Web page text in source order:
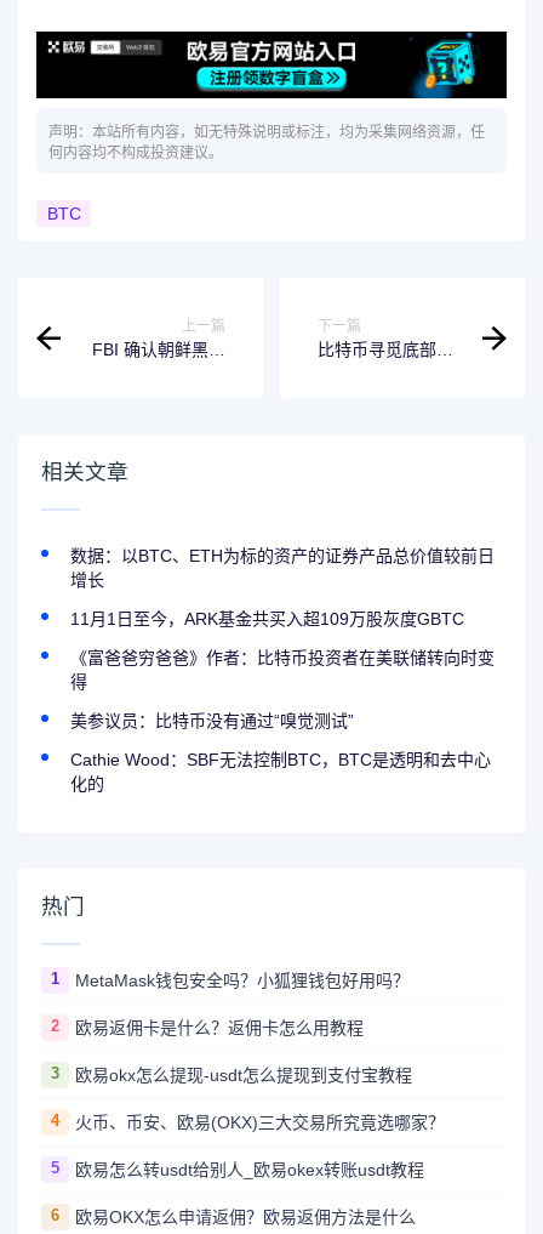
声明：本站所有内容，如无特殊说明或标注，均为采集网络资源，任
何内容均不构成投资建议。
BTC
上一篇
FBI 确认朝鲜黑客
下一篇
比特币寻觅底部之
相关文章
数据：以BTC、ETH为标的资产的证券产品总价值较前日
增长
11月1日至今，ARK基金共买入超109万股灰度GBTC
《富爸爸穷爸爸》作者：比特币投资者在美联储转向时变
得
美参议员：比特币没有通过“嗅觉测试”
Cathie Wood：SBF无法控制BTC，BTC是透明和去中心
化的
热门
1 MetaMask钱包安全吗？小狐狸钱包好用吗？
2 欧易返佣卡是什么？返佣卡怎么用教程
3 欧易okx怎么提现-usdt怎么提现到支付宝教程
4 火币、币安、欧易(OKX)三大交易所究竟选哪家？
5 欧易怎么转usdt给别人_欧易okex转账usdt教程
6 欧易OKX怎么申请返佣？欧易返佣方法是什么